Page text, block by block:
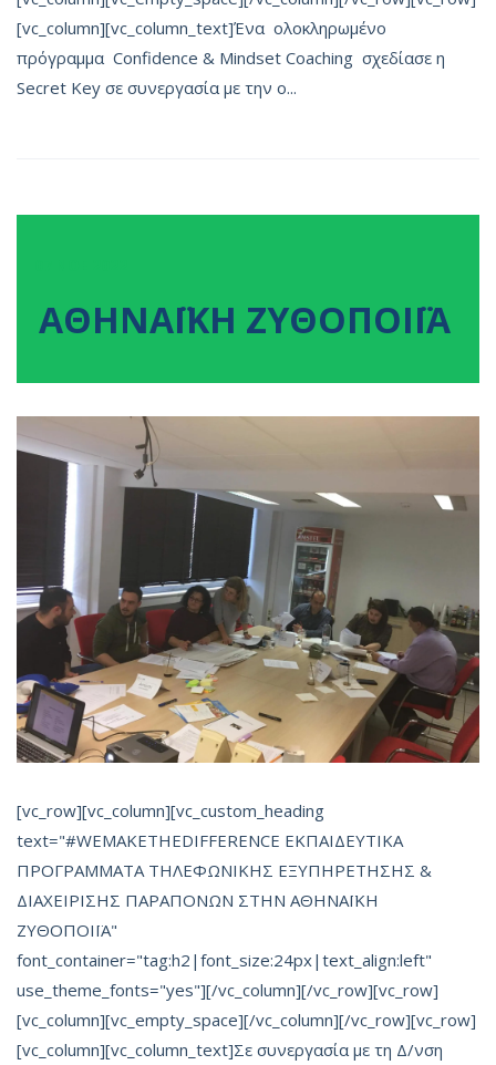
[vc_column][vc_column_text]Ένα ολοκληρωμένο
πρόγραμμα Confidence & Mindset Coaching σχεδίασε η
Secret Key σε συνεργασία με την ο...
ΑΘΗΝΑΪΚΗ ΖΥΘΟΠΟΙΪΑ
[vc_row][vc_column][vc_custom_heading
text="#WEMAKETHEDIFFERENCE ΕΚΠΑΙΔΕΥΤΙΚΑ
ΠΡΟΓΡΑΜΜΑΤΑ ΤΗΛΕΦΩΝΙΚΗΣ ΕΞΥΠΗΡΕΤΗΣΗΣ &
ΔΙΑΧΕΙΡΙΣΗΣ ΠΑΡΑΠΟΝΩΝ ΣΤΗΝ ΑΘΗΝΑΪΚΗ
ΖΥΘΟΠΟΙΪΑ"
font_container="tag:h2|font_size:24px|text_align:left"
use_theme_fonts="yes"][/vc_column][/vc_row][vc_row]
[vc_column][vc_empty_space][/vc_column][/vc_row][vc_row]
[vc_column][vc_column_text]Σε συνεργασία με τη Δ/νση